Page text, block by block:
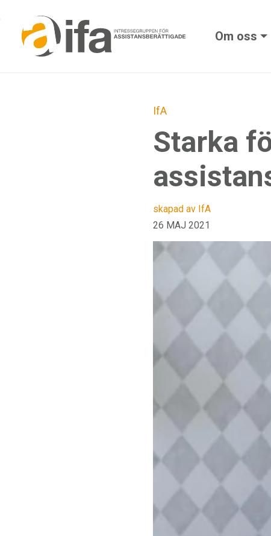
Skip to main content
Om oss
IfA
Starka
skapad av IfA
26 MAJ 2021